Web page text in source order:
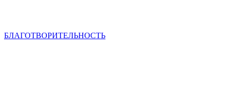
БЛАГОТВОРИТЕЛЬНОСТЬ